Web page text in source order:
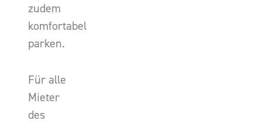
zudem
komfortabel
parken.
Für alle
Mieter
des